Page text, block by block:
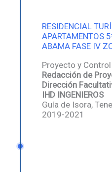
RESIDENCIAL
APARTAMENTOS
ABAMA FASE IV
Proyecto y
Redacción de
Dirección
IHD INGENIEROS
Guía de Isora,
2019-2021